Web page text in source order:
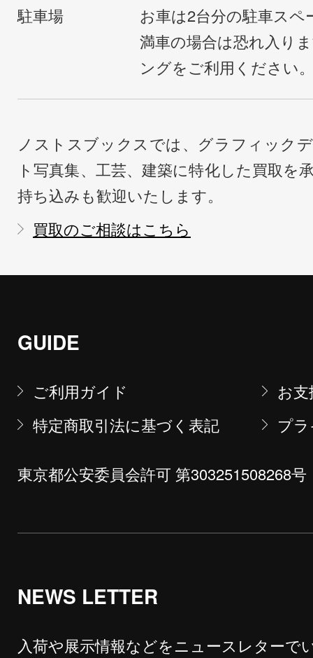
駐車場
お車は2台分の駐車ス
満車の場合は恐れ入り
ングをご利用ください
ノストスブックスでは、グラフィック
ト写真集、工芸、建築に特化した買取を
持ち込みも歓迎いたします。
買取のご相談はこちら
GUIDE
ご利用ガイド
お
特定商取引法に基づく表記
プ
東京都公安委員会許可 第303251508268号
NEWS LETTER
入荷や展示情報などをニュースレターで